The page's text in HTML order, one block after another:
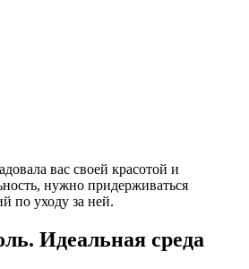
вас своей красотой и
нужно придерживаться
по уходу за ней.
Идеальная среда